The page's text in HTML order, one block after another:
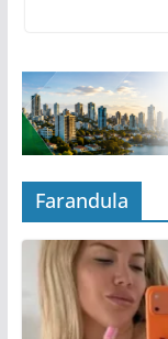
Farandula